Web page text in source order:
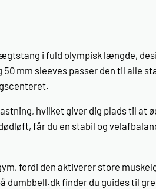
i fuld olympisk længde,
mm sleeves passer den til alle
hvilket giver dig plads til at
får du en stabil og
fordi den aktiverer store
dumbbell.dk finder du guides til